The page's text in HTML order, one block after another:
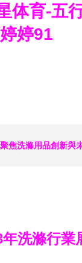
体育-五
婷91
焦洗滌用品創新與
年洗滌行業